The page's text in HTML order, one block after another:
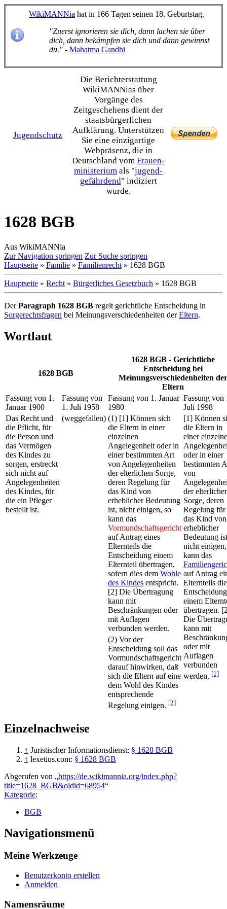
WikiMANNia hat in 166 Tagen seinen 18. Geburtstag.
"Zuerst ignorieren sie dich, dann lachen sie über
dich, dann bekämpfen sie dich und dann gewinnst
du." - Mahatma Gandhi
Jugendschutz
Die Bericht­erstattung
WikiMANNias über
Vorgänge des
Zeitgeschehens dient der
staats­bürgerlichen
Aufklärung. Unterstützen
Sie eine einzig­artige
Webpräsenz, die in
Deutschland vom Frauen­
ministerium als "jugend­
gefährdend" indiziert
wurde.
1628 BGB
Aus WikiMANNia
Zur Navigation springen Zur Suche springen
Hauptseite » Familie » Familienrecht » 1628 BGB
Hauptseite » Recht » Bürgerliches Gesetzbuch » 1628 BGB
DerParagraph 1628 BGB regelt gerichtliche Entscheidung in
Sorgerechtsfragen bei Meinungsverschiedenheiten derEltern.
Wortlaut
1628 BGB
1628 BGB - Gerichtliche
Entscheidung bei
Meinungsverschiedenheiten der
Eltern
Fassung von 1.
Januar 1900
Fassung von
1. Juli 1958
Fassung von 1. Januar
1980
Fassung von
Juli 1998
Das Recht und
die Pflicht, für
die Person und
das Vermögen
des Kindes zu
sorgen, erstreckt
sich nicht auf
Angelegenheiten
des Kindes, für
die ein Pfleger
bestellt ist.
(weggefallen) (1) [1] Können sich
die Eltern in einer
einzelnen
Angelegenheit oder in
einer bestimmten Art
von Angelegenheiten
der elterlichen Sorge,
deren Regelung für
das Kind von
erheblicher Bedeutung
ist, nicht einigen, so
kann das
Vormundschaftsgericht
auf Antrag eines
Elternteils die
Entscheidung einem
Elternteil übertragen,
sofern dies dem Wohle
des Kindes entspricht.
[2] Die Übertragung
kann mit
Beschränkungen oder
mit Auflagen
verbunden werden.
[1] Können
die Eltern in
einer
oder in einer
bestimmten
von
der
Sorge, deren
Regelung für
das Kind von
erheblicher
Bedeutung
nicht
kann das
auf Antrag
Elternteils die
Entscheidung
einem
übertragen.
Die
kann mit
oder mit
Auflagen
verbunden
werden. [1]
(2) Vor der
Entscheidung soll das
Vormundschaftsgericht
darauf hinwirken, daß
sich die Eltern auf eine
dem Wohl des Kindes
entsprechende
Regelung einigen. [2]
Einzelnachweise
↑ Juristischer Informationsdienst: § 1628 BGB
↑ lexetius.com: § 1628 BGB
Abgerufen von „https://de.wikimannia.org/index.php?
title=1628_BGB&oldid=68954“
Kategorie:
BGB
Navigationsmenü
Meine Werkzeuge
Benutzerkonto erstellen
Anmelden
Namensräume